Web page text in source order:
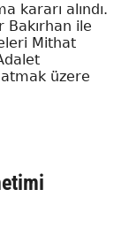
kararı alındı.
Bakırhan ile
Mithat
üzere